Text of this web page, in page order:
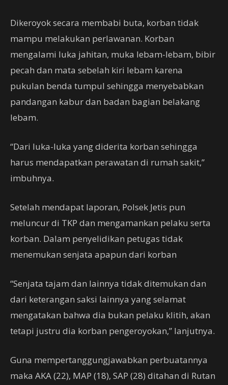
Dikeroyok secara membabi buta, korban tidak
mampu melakukan perlawanan. Korban
mengalami luka jahitan, muka lebam-lebam, bibir
pecah dan mata sebelah kiri lebam karena
pukulan benda tumpul sehingga menyebabkan
pandangan kabur dan badan bagian belakang
lebam.
“Dari luka-luka yang diderita korban sehingga
harus mendapatkan perawatan di rumah sakit,”
imbuhnya.
Setelah mendapat laporan, Polsek Jetis pun
meluncur di TKP dan mengamankan pelaku serta
korban. Dalam penyelidikan petugas tidak
menemukan senjata apapun dari korban
“Senjata tajam dan lainnya tidak ditemukan dan
dari keterangan saksi lainnya yang selamat
mengatakan bahwa dia bukan pelaku klitih, akan
tetapi justru dia korban pengeroyokan,” lanjutnya.
Guna mempertanggungjawabkan perbuatannya
maka AKA (22), MAP (18), SAP (28) ditahan di Rutan